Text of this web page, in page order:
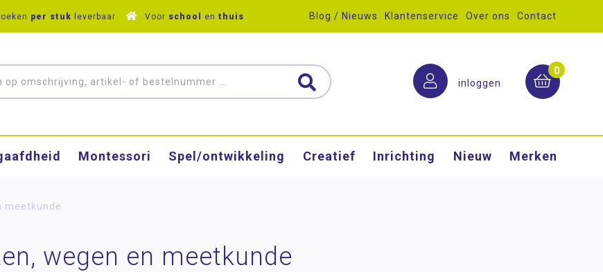
per stuk leverbaar Voor school en thuis Blog / Nieuws Klantenservice Over ons Contact
inloggen
0
Montessori Spel/ontwikkeling Creatief Inrichting Nieuw Merken
meetkunde
wegen en meetkunde